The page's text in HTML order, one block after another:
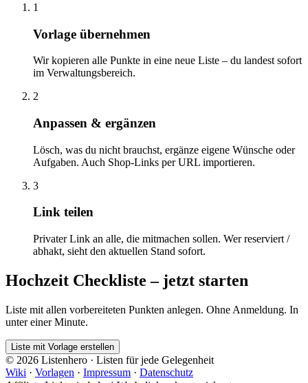
1
Vorlage übernehmen
Wir kopieren alle Punkte in eine neue Liste – du landest sofort
im Verwaltungsbereich.
2
Anpassen & ergänzen
Lösch, was du nicht brauchst, ergänze eigene Wünsche oder
Aufgaben. Auch Shop-Links per URL importieren.
3
Link teilen
Privater Link an alle, die mitmachen sollen. Wer reserviert /
abhakt, sieht den aktuellen Stand sofort.
Hochzeit Checkliste – jetzt starten
Liste mit allen vorbereiteten Punkten anlegen. Ohne Anmeldung. In
unter einer Minute.
Liste mit Vorlage erstellen
© 2026 Listenhero · Listen für jede Gelegenheit
Wiki · Vorlagen · Impressum · Datenschutz